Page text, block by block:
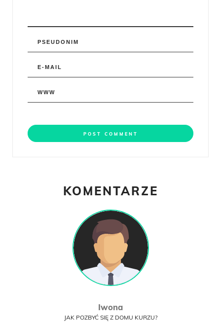
KOMENTARZE
Iwona
JAK POZBYĆ SIĘ Z DOMU KURZU?